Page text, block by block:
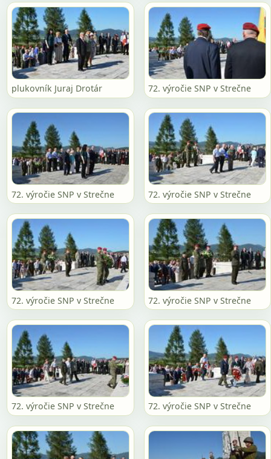
plukovník Juraj Drotár 72. výročie SNP v Strečne
72. výročie SNP v Strečne 72. výročie SNP v Strečne
72. výročie SNP v Strečne 72. výročie SNP v Strečne
72. výročie SNP v Strečne 72. výročie SNP v Strečne